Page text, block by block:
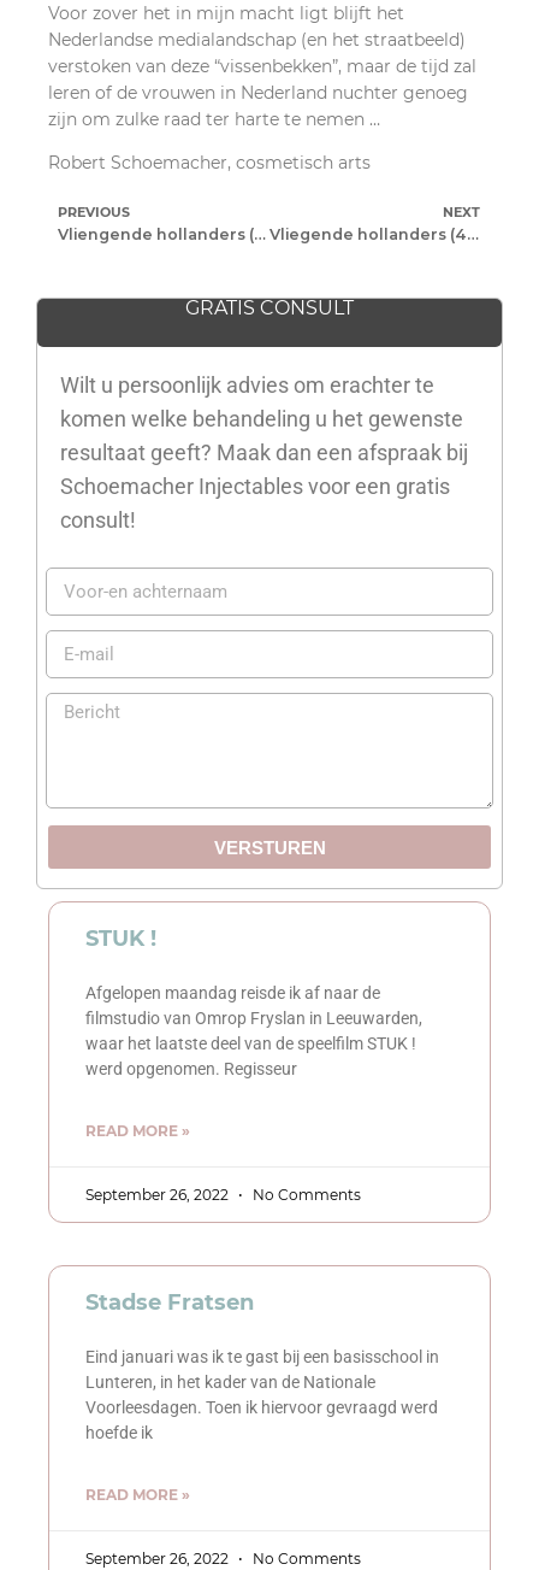
Voor zover het in mijn macht ligt blijft het
Nederlandse medialandschap (en het straatbeeld)
verstoken van deze “vissenbekken”, maar de tijd zal
leren of de vrouwen in Nederland nuchter genoeg
zijn om zulke raad ter harte te nemen …
Robert Schoemacher, cosmetisch arts
PREVIOUS
Vliengende hollanders (3): Peppi & Kokki
NEXT
Vliegende hollanders (4): sport versus amusement
GRATIS CONSULT
Wilt u persoonlijk advies om erachter te
komen welke behandeling u het gewenste
resultaat geeft? Maak dan een afspraak bij
Schoemacher Injectables voor een gratis
consult!
VERSTUREN
STUK !
Afgelopen maandag reisde ik af naar de
filmstudio van Omrop Fryslan in Leeuwarden,
waar het laatste deel van de speelfilm STUK !
werd opgenomen. Regisseur
READ MORE »
September 26, 2022 No Comments
Stadse Fratsen
Eind januari was ik te gast bij een basisschool in
Lunteren, in het kader van de Nationale
Voorleesdagen. Toen ik hiervoor gevraagd werd
hoefde ik
READ MORE »
September 26, 2022 No Comments